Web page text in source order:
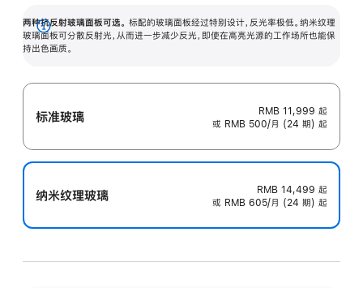
两种抗反射玻璃面板可选。 标配的玻璃面板经过特别设计，反光率极低。纳米纹理
玻璃面板可分散反射光，从而进一步减少反光，即使在高亮光源的工作场所也能保
持出色画质。
展
开
标准玻璃 RMB 11,999 起
或 RMB 500/月 (24 期) 起
纳米纹理玻璃 RMB 14,499 起
或 RMB 605/月 (24 期) 起